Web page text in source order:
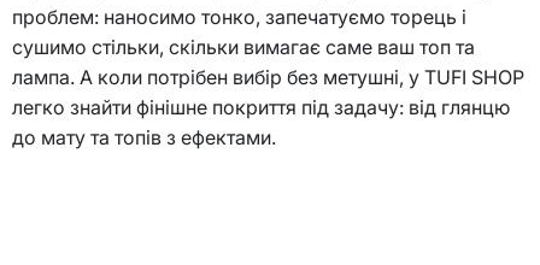
проблем: наносимо тонко, запечатуємо торець і
сушимо стільки, скільки вимагає саме ваш топ та
лампа. А коли потрібен вибір без метушні, у TUFI SHOP
легко знайти фінішне покриття під задачу: від глянцю
до мату та топів з ефектами.